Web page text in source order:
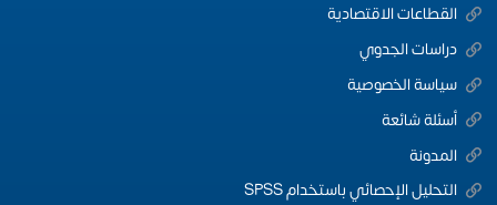
القطاعات الاقتصادية
دراسات الجدوي
سياسة الخصوصية
أسئلة شائعة
المدونة
التحليل الإحصائي باستخدام SPSS